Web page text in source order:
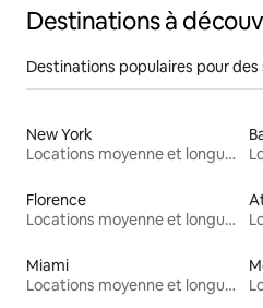
Destinations à
Destinations populaires pour des
New York
Locations moyenne et longue durée
Florence
Locations moyenne et longue durée
Miami
Locations moyenne et longue durée